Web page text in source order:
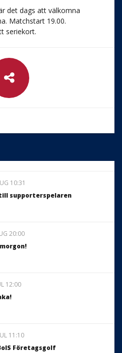
det dags att välkomna
Matchstart 19.00.
seriekort.
10:31
supporterspelaren
20:00
12:00
11:10
Företagsgolf